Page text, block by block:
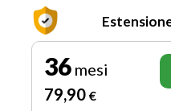
36 mesi
79,90 €